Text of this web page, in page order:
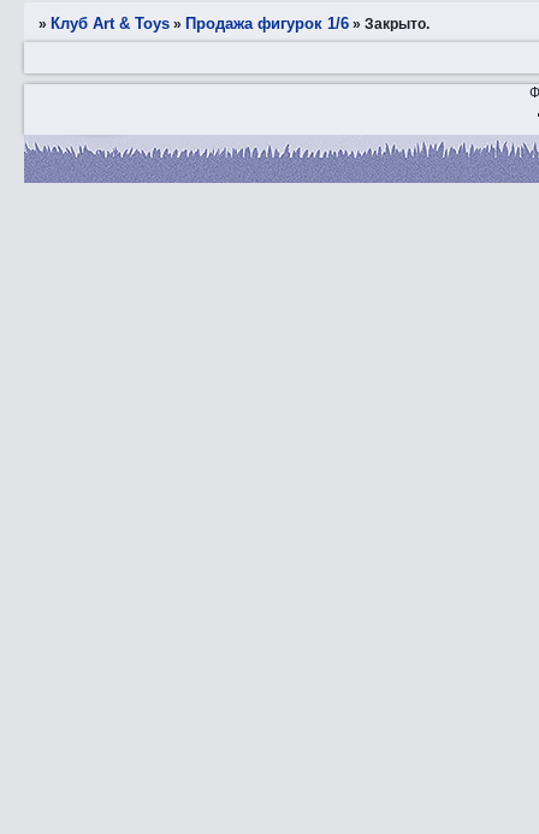
» Клуб Art & Toys » Продажа фигурок 1/6 »Закрытo.